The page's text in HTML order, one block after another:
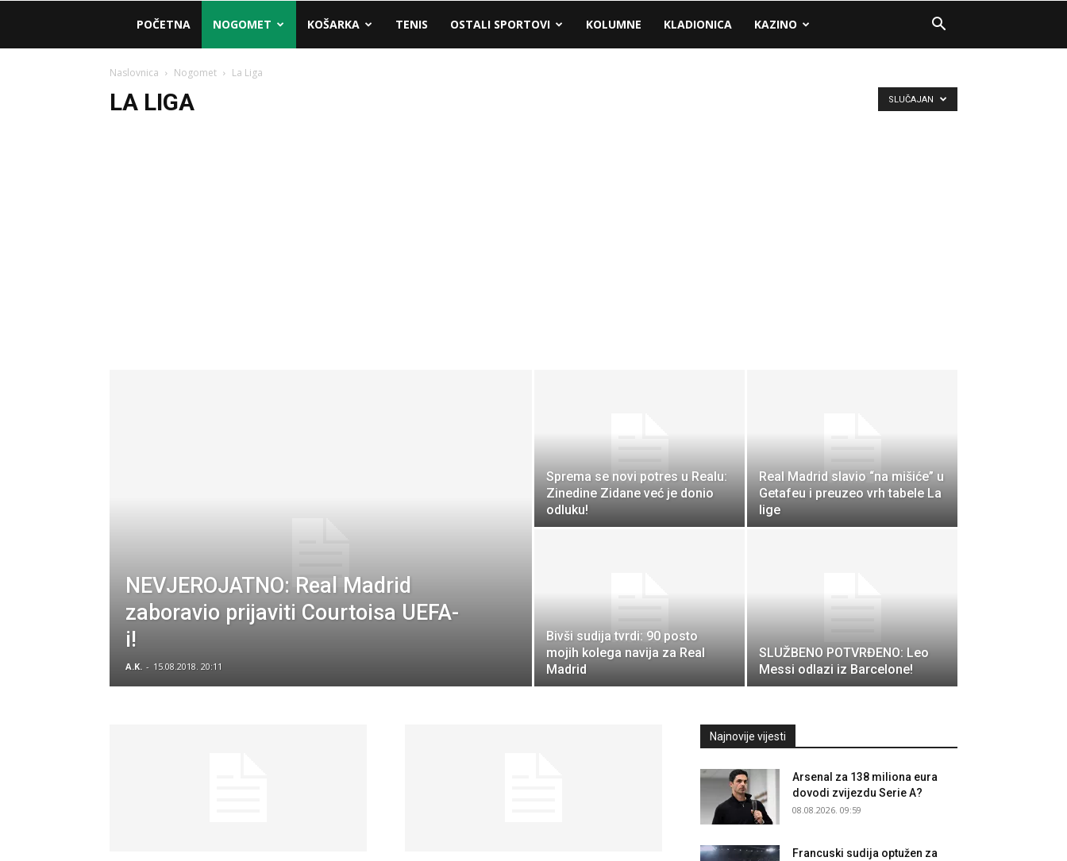
AM
Sport
POČETNA NOGOMET KOŠARKA TENIS OSTALI SPORTOVI KOLUMNE KLADIONICA KAZINO
Naslovnica Nogomet La Liga
LA LIGA SLUČAJAN
NEVJEROJATNO: Real Madrid
zaboravio prijaviti Courtoisa UEFA-
i!
A.K. - 15.08.2018. 20:11
Sprema se novi potres u Realu:
Zinedine Zidane već je donio
odluku!
Real Madrid slavio “na mišiće” u
Getafeu i preuzeo vrh tabele La
lige
Bivši sudija tvrdi: 90 posto
mojih kolega navija za Real
Madrid
SLUŽBENO POTVRĐENO: Leo
Messi odlazi iz Barcelone!
Najnovije vijesti
Arsenal za 138 miliona eura
dovodi zvijezdu Serie A?
08.08.2026. 09:59
Francuski sudija optužen za